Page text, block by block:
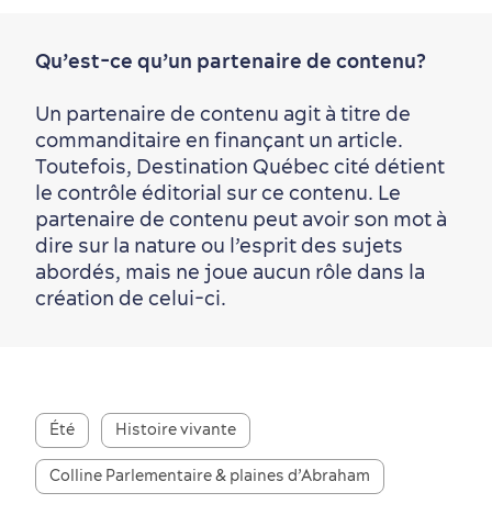
Qu’est-ce qu’un partenaire de contenu?
Un partenaire de contenu agit à titre de
commanditaire en finançant un article.
Toutefois, Destination Québec cité détient
le contrôle éditorial sur ce contenu. Le
partenaire de contenu peut avoir son mot à
dire sur la nature ou l’esprit des sujets
abordés, mais ne joue aucun rôle dans la
création de celui-ci.
Été Histoire vivante
Colline Parlementaire & plaines d’Abraham